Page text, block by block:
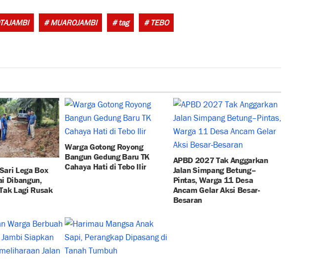
# MUAROJAMBI # tag # TEBO
Lega Box
Dibangun,
Lagi Rusak
Warga Gotong Royong
Bangun Gedung Baru TK
Cahaya Hati di Tebo Ilir
APBD 2027 Tak Anggarkan
Jalan Simpang Betung–
Pintas, Warga 11 Desa
Ancam Gelar Aksi Besar-
Besaran